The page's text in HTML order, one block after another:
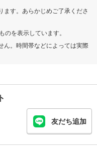
ます。あらかじめご了承くださ
を表示しています。
ん。時間帯などによっては実際
友だち追加